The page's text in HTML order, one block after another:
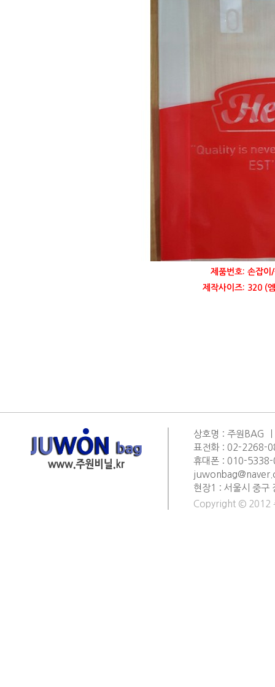
제품번호: 손잡이
제작사이즈: 320 (
상호명 : 주원BAG
표전화 : 02-2268-
휴대폰 : 010-
현장1 : 서울시 중
Copyright © 2012